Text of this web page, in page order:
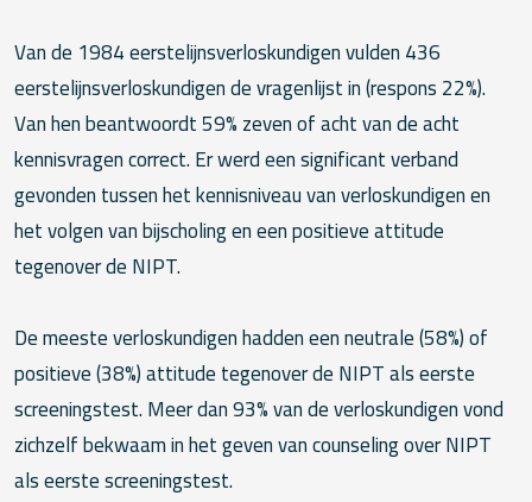
Van de 1984 eerstelijnsverloskundigen vulden 436
eerstelijnsverloskundigen de vragenlijst in (respons 22%).
Van hen beantwoordt 59% zeven of acht van de acht
kennisvragen correct. Er werd een significant verband
gevonden tussen het kennisniveau van verloskundigen en
het volgen van bijscholing en een positieve attitude
tegenover de NIPT.
De meeste verloskundigen hadden een neutrale (58%) of
positieve (38%) attitude tegenover de NIPT als eerste
screeningstest. Meer dan 93% van de verloskundigen vond
zichzelf bekwaam in het geven van counseling over NIPT
als eerste screeningstest.